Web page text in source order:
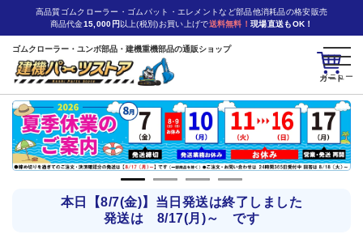
カート
高品質ゴムクローラー・ゴムパット・エレメントなど部品他消耗品の格安販売
商品代金15,000円 以上(税別)お買い上げで送料無料！ 現場直送もOK！
ゴムクローラー・ユンボ部品・建機重機部品の通販ショップ
本日【8/7(金)】当日発送は終了しました
発送は 8/17(月)～ です